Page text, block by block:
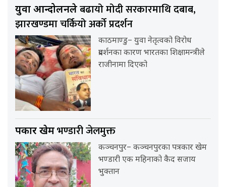
युवा आन्दोलनलेबढायो मोदी सरकारमाथि दबाब,
झारखण्डमा चर्कियो अर्को प्रदर्शन
काठमाण्डु– युवा नेतृत्वको विरोध
प्रदर्शनका कारण भारतका शिक्षामन्त्रीले
राजीनामा दिएको
पत्रकार खेमभण्डारी जेलमुक्त
कञ्चनपुर– कञ्चनपुरका पत्रकार खेम
भण्डारी एक महिनाको कैद सजाय
भुक्तान